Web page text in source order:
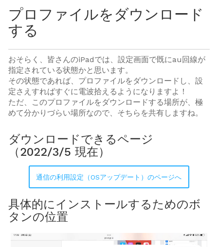
プロファイルをダウンロード
する
おそらく、皆さんのiPadでは、設定画面で既にau回線が
指定されている状態かと思います。
その状態であれば、プロファイルをダウンロードし、設
定さえすればすぐに電波拾えるようになりますよ！
ただ、このプロファイルをダウンロードする場所が、極
めて分かりづらい場所なので、そちらを共有しますね。
ダウンロードできるページ
（2022/3/5 現在）
通信の利用設定（OSアップデート）のページへ
具体的にインストールするためのボ
タンの位置